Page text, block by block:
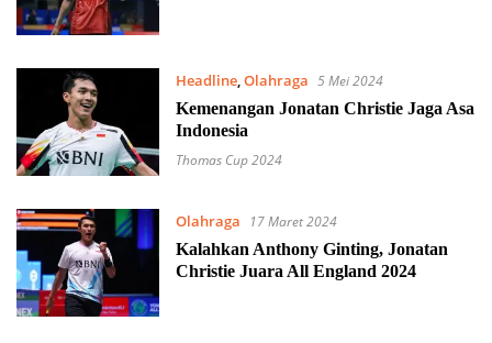
Headline, Olahraga 5 Mei 2024
Kemenangan Jonatan Christie Jaga Asa
Indonesia
Thomas Cup 2024
Olahraga
17 Maret 2024
Kalahkan Anthony Ginting, Jonatan
Christie Juara All England 2024